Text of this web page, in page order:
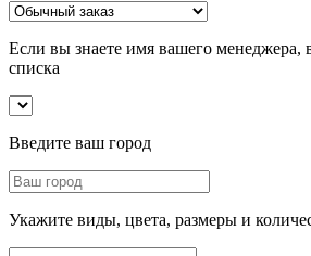
Если вы знаете имя вашего менеджера,
списка
Введите ваш город
Укажите виды, цвета, размеры и